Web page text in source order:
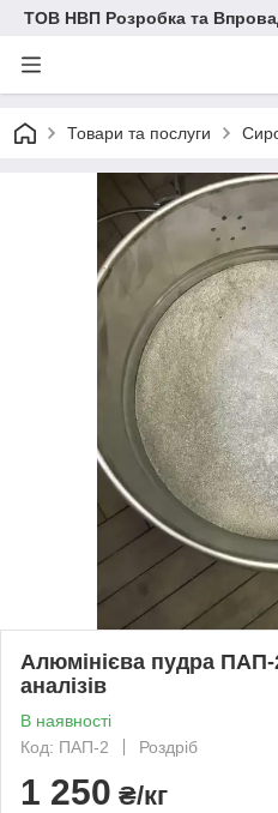
ТОВ НВП Розробка та
Товари та послуги
Алюмінієва пудра
аналізів
В наявності
Код: ПАП-2
Роздріб
1 250 ₴/кг